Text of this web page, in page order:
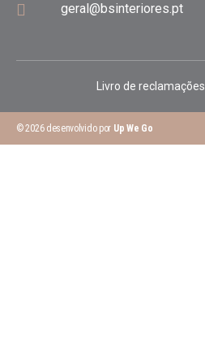
geral@bsinteriores.pt
Livro de reclamações
© 2026 desenvolvido por Up We Go